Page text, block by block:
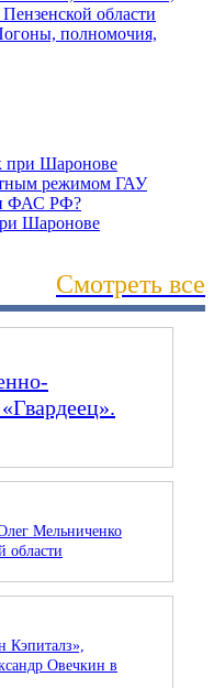
полномочия,
Шаронове
Смотреть все
Мельниченко
области
Кэпиталз»,
Овечкин в